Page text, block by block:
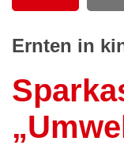
Ernten in